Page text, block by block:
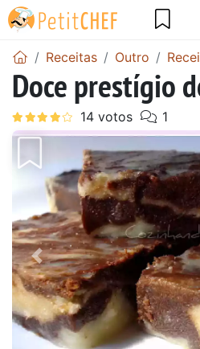
Receitas Outro
Doce prestígio
Anterior